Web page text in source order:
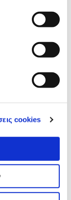
cookies
περιγράφει
και Ιωάννινα.
incubator